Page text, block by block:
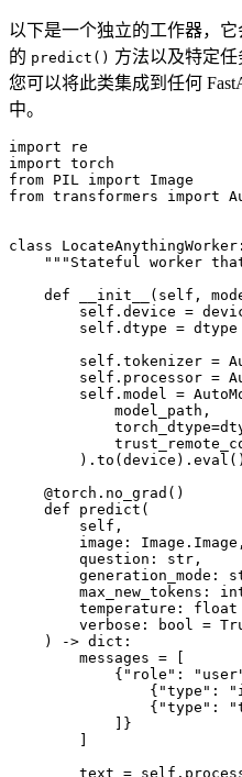
以下是一个独立的工作器，
的 predict() 方法以及特定任
您可以将此类集成到任何
中。
import re
import torch
from PIL import Image
from transformers import
class LocateAnythingWorker:
"""Stateful worker
def __init__(self,
self.device =
        self.dtype = dtype
self.tokenizer =
self.processor =
self.model =
            model_path,
        ).to(device).eval()
    @torch.no_grad()
    def predict(
        self,
        image: Image.Image,
        question: str,
generation_mode:
max_new_tokens:
temperature: float
verbose: bool =
    ) -> dict:
        messages = [
{"role":
{"type":
{"type":
            ]}
        ]
text =